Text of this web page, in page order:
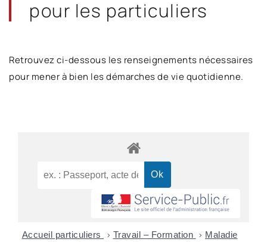
pour les particuliers
Retrouvez ci-dessous les renseignements nécessaires
pour mener à bien les démarches de vie quotidienne.
Accueil particuliers > Travail – Formation > Maladie